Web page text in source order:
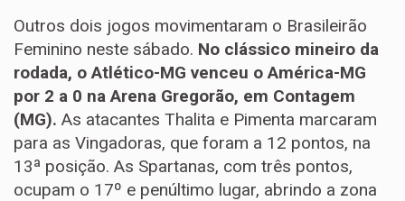
Outros dois jogos movimentaram o Brasileirão
Feminino neste sábado. No clássico mineiro da
rodada, o Atlético-MG venceu o América-MG
por 2 a 0 na Arena Gregorão, em Contagem
(MG). As atacantes Thalita e Pimenta marcaram
para as Vingadoras, que foram a 12 pontos, na
13ª posição. As Spartanas, com três pontos,
ocupam o 17º e penúltimo lugar, abrindo a zona